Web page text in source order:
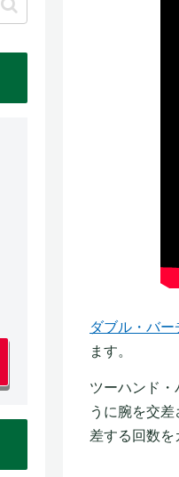
ダブル・バー
ます。
ツーハンド
うに腕を交
差する回数を